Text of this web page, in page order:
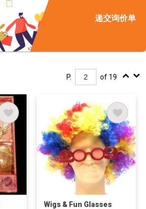
递交询价单
P. of 19
Wigs & Fun Glasses